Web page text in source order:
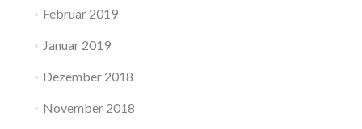
Februar 2019
Januar 2019
Dezember 2018
November 2018